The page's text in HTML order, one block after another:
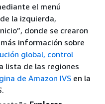
el menú
la izquierda,
donde se crearon
información sobre
global, control
lista de las regiones
de Amazon IVS en la
.